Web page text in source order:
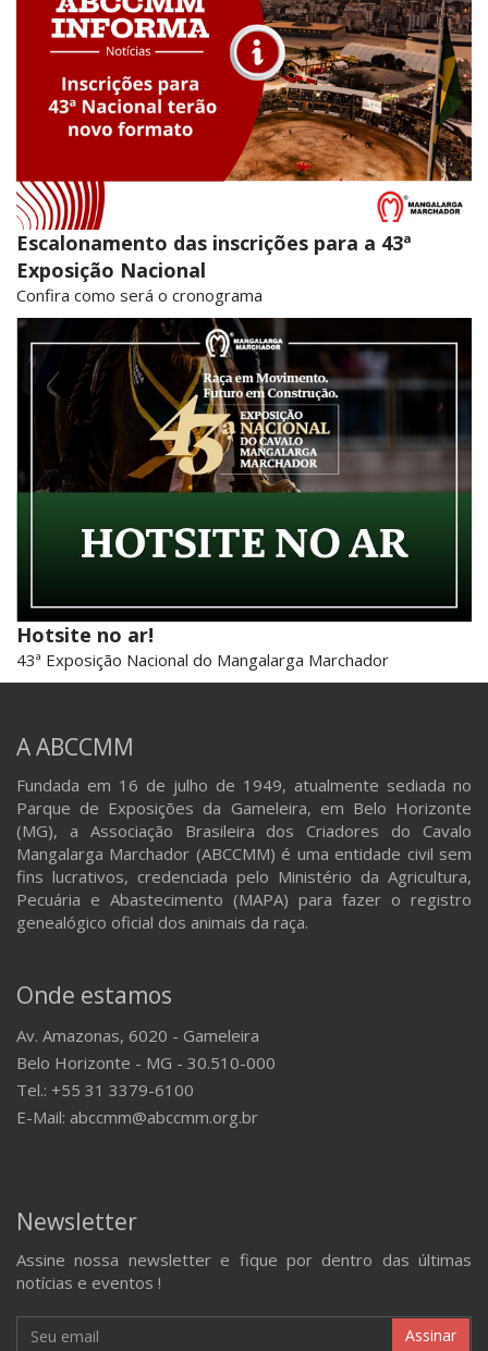
Escalonamento das inscrições para a 43ª
Exposição Nacional
Confira como será o cronograma
Hotsite no ar!
43ª Exposição Nacional do Mangalarga Marchador
A ABCCMM
Fundada em 16 de julho de 1949, atualmente sediada no
Parque de Exposições da Gameleira, em Belo Horizonte
(MG), a Associação Brasileira dos Criadores do Cavalo
Mangalarga Marchador (ABCCMM) é uma entidade civil sem
fins lucrativos, credenciada pelo Ministério da Agricultura,
Pecuária e Abastecimento (MAPA) para fazer o registro
genealógico oficial dos animais da raça.
Onde estamos
Av. Amazonas, 6020 - Gameleira
Belo Horizonte - MG - 30.510-000
Tel.: +55 31 3379-6100
E-Mail: abccmm@abccmm.org.br
Newsletter
Assine nossa newsletter e fique por dentro das últimas
notícias e eventos !
Assinar